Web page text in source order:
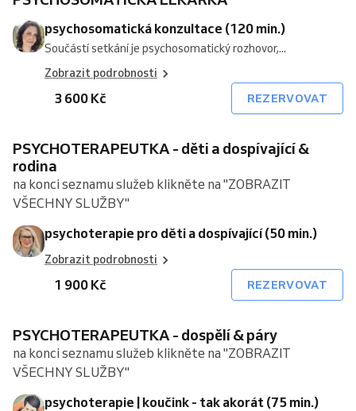
psychosomatická konzultace (120 min.)
Součástí setkání je psychosomatický rozhovor,...
Zobrazit podrobnosti
3 600 Kč REZERVOVAT
PSYCHOTERAPEUTKA - děti a dospívající &
rodina
na konci seznamu služeb klikněte na "ZOBRAZIT
VŠECHNY SLUŽBY"
psychoterapie pro děti a dospívající (50 min.)
Zobrazit podrobnosti
1 900 Kč REZERVOVAT
PSYCHOTERAPEUTKA - dospělí & páry
na konci seznamu služeb klikněte na "ZOBRAZIT
VŠECHNY SLUŽBY"
psychoterapie | koučink - tak akorát (75 min.)